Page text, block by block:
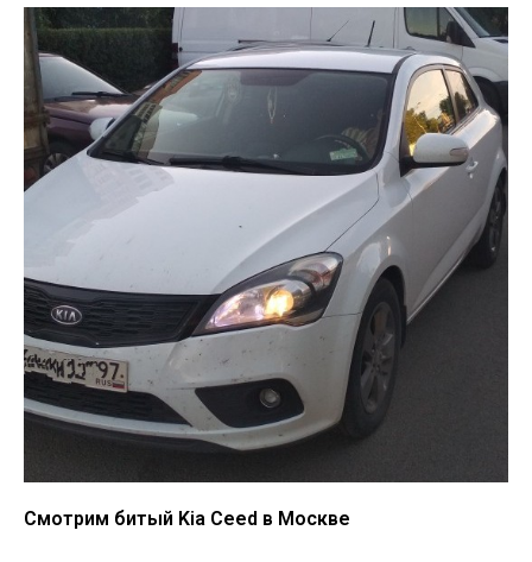
Смотрим битый Kia Ceed в Москве